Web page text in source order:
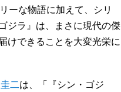
ーな物語に加えて、シリ
ジラ』は、まさに現代の傑
けできることを大変光栄に
二は、「『シン・ゴジ